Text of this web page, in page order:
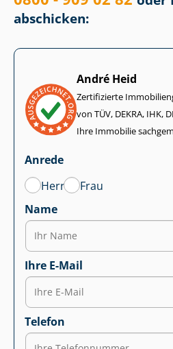
abschicken:
André Heid
Zertifizierte
von TÜV, DEKRA, IHK,
Ihre Immobilie
Anrede
Herr
Frau
Name
Ihre E-Mail
Telefon